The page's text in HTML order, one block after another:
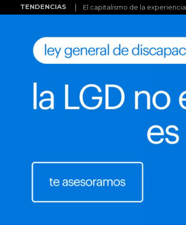
TENDENCIAS El capitalismo de la experiencia